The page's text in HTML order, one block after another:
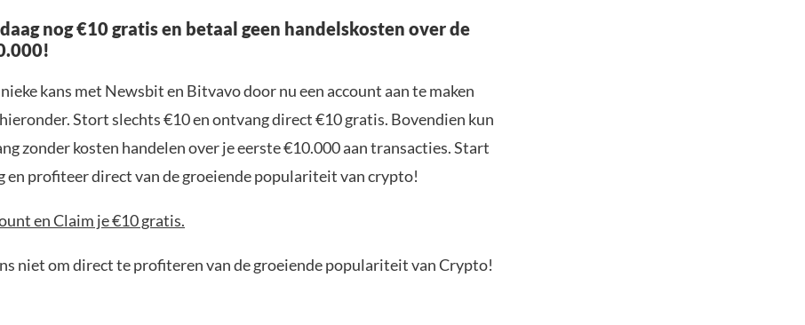
nog €10 gratis en betaal geen handelskosten over de
kans met Newsbit en Bitvavo door nu een account aan te maken
Stort slechts €10 en ontvang direct €10 gratis. Bovendien kun
zonder kosten handelen over je eerste €10.000 aan transacties. Start
en profiteer direct van de groeiende populariteit van crypto!
en Claim je €10 gratis.
niet om direct te profiteren van de groeiende populariteit van Crypto!